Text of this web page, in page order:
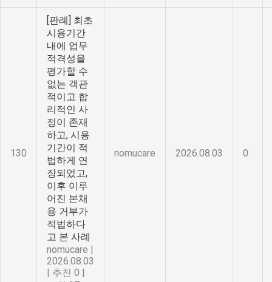
130
[판례] 최초
시용기간
내에 업무
적격성을
평가할 수
없는 객관
적이고 합
리적인 사
정이 존재
하고, 시용
기간이 적
법하게 연
장되었고,
이후 이루
어진 본채
용 거부가
적법하다
고 본 사례
nomucare |
2026.08.03
| 추천 0 |
nomucare 2026.08.03 0